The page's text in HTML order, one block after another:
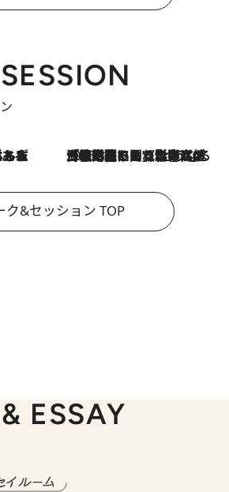
2026.8.3
「住宅建てられない…」「サーチャージ料の高値が続いている」ホルムズ海峡封鎖による影響はいつまで続く？《エネルギー専門家に聞く“どうなる日本の暮らし”》
ク&セッション TOP
ESSAY